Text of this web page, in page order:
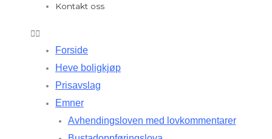
Kontakt oss
Forside
Heve boligkjøp
Prisavslag
Emner
Avhendingsloven med lovkommentarer